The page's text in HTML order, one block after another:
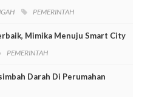
PEMERINTAH
Mimika Menuju Smart City
PEMERINTAH
Darah Di Perumahan